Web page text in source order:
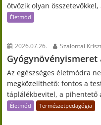
ötvözik olyan
Életmód
2026.07.26. Szalontai
Gyógynövényismeret
Az egészséges életmódra
megközelíthető: fontos a
táplálékbevitel, a pihentető
Életmód Természetpedagógia